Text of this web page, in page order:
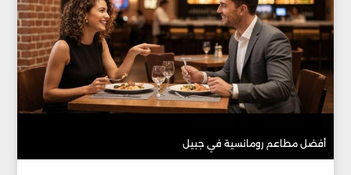
أفضل مطاعم رومانسية في جبيل